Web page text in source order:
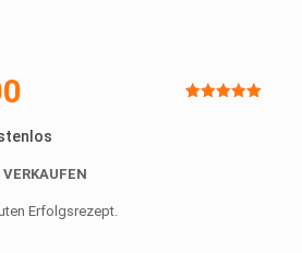
Preis
€0,00.
Erfolgsrezept.